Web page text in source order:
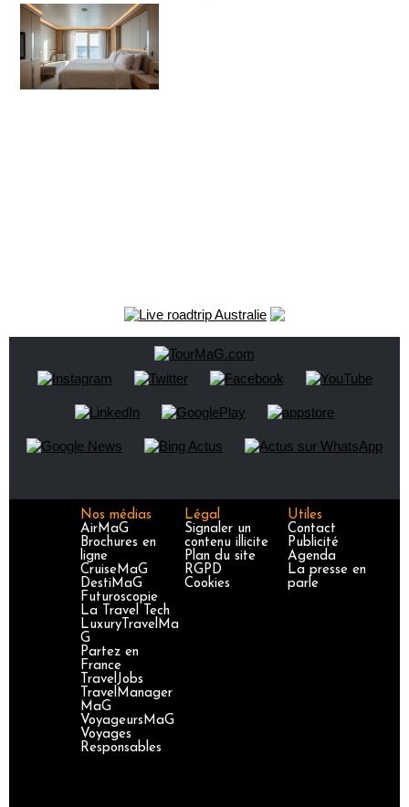
Nos médias
AirMaG
Brochures en
ligne
CruiseMaG
DestiMaG
Futuroscopie
La Travel Tech
LuxuryTravelMa
G
Partez en
France
TravelJobs
TravelManager
MaG
VoyageursMaG
Voyages
Responsables
Légal
Signaler un
contenu illicite
Plan du site
RGPD
Cookies
Utiles
Contact
Publicité
Agenda
La presse en
parle